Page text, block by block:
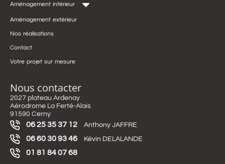
Aménagement intérieur
Aménagement extérieur
Nos réalisations
Contact
Votre projet sur mesure
Nous contacter
2027 plateau Ardenay
Aérodrome La Ferté-Alais
91590 Cerny
06 25 35 37 12 Anthony JAFFRE
06 60 30 93 46 Kévin DELALANDE
01 81 84 07 68